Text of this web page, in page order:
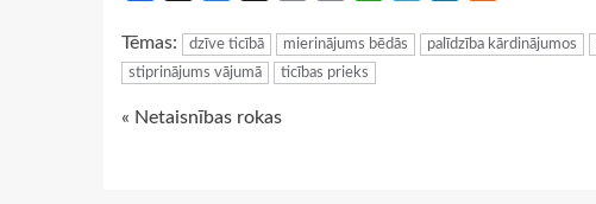
Tēmas: dzīve ticībā mierinājums bēdās palīdzība kārdinājumos
stiprinājums vājumā
ticības prieks
Continue
« Netaisnības rokas